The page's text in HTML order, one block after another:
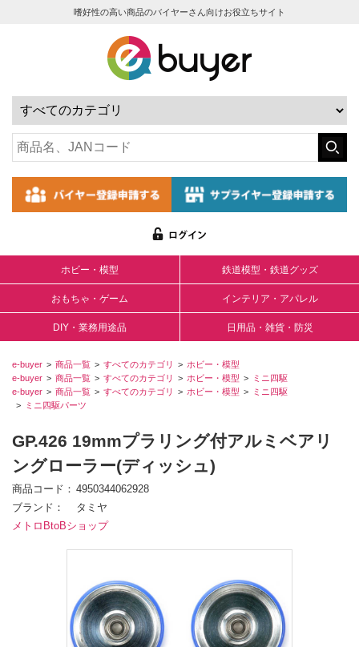
嗜好性の高い商品のバイヤーさん向けお役立ちサイト
ホビー・模型 鉄道模型・鉄道グッズ
おもちゃ・ゲーム インテリア・アパレル
DIY・業務用途品 日用品・雑貨・防災
e-buyer 商品一覧 すべてのカテゴリ
ホビー・模型
e-buyer
商品一覧 すべてのカテゴリ ホビー・模型
ミニ四駆
e-buyer
商品一覧 すべてのカテゴリ ホビー・模型
ミニ四駆
ミニ四駆パーツ
GP.426 19mmプラリング付アルミベアリ
ングローラー(ディッシュ)
商品コード
4950344062928
ブランド
タミヤ
メトロBtoBショップ